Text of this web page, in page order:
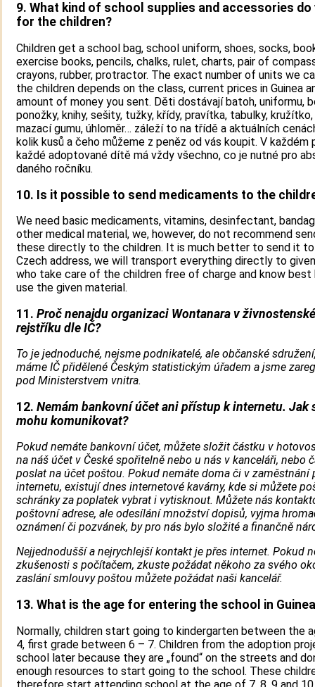
9. What kind of school supplies and accessories do
for the children?
Children get a school bag, school uniform, shoes, socks,
exercise books, pencils, chalks, rulet, charts, pair of
crayons, rubber, protractor. The exact number of units we
the children depends on the class, current prices in Guinea
amount of money you sent. Děti dostávají batoh, uniformu,
ponožky, knihy, sešity, tužky, křídy, pravítka, tabulky,
mazací gumu, úhloměr… záleží to na třídě a aktuálních
kolik kusů a čeho můžeme z peněz od vás koupit. V každém
každé adoptované dítě má vždy všechno, co je nutné pro
daného ročníku.
10. Is it possible to send medicaments to the
We need basic medicaments, vitamins, desinfectant,
other medical material, we, however, do not recommend
these directly to the children. It is much better to send it
Czech address, we will transport everything directly to
who take care of the children free of charge and know best
use the given material.
11. Proč nenajdu organizaci Wontanara v
rejstříku dle IČ?
To je jednoduché, nejsme podnikatelé, ale občanské
máme IČ přidělené Českým statistickým úřadem a jsme
pod Ministerstvem vnitra.
12. Nemám bankovní účet ani přístup k internetu. Jak
mohu komunikovat?
Pokud nemáte bankovní účet, můžete složit částku v
na náš účet v České spořitelně nebo u nás v kanceláři, nebo
poslat na účet poštou. Pokud nemáte doma či v zaměstnání
internetu, existují dnes internetové kavárny, kde si můžete
schránky za poplatek vybrat i vytisknout. Můžete nás
poštovní adrese, ale odesílání množství dopisů, vyjma
oznámení či pozvánek, by pro nás bylo složité a finančně
Nejjednodušší a nejrychlejší kontakt je přes internet. Pokud
zkušenosti s počítačem, zkuste požádat někoho za svého
zaslání smlouvy poštou můžete požádat naši kancelář.
13. What is the age for entering the school in
Normally, children start going to kindergarten between the
4, first grade between 6 – 7. Children from the adoption
school later because they are „found“ on the streets and
enough resources to start going to the school. These
therefore start attending school at the age of 7, 8, 9 and